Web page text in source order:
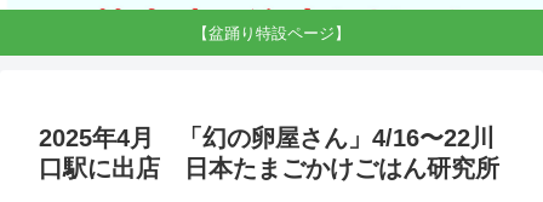
【盆踊り特設ページ】
2025年4月 「幻の卵屋さん」4/16〜22川
口駅に出店 日本たまごかけごはん研究所